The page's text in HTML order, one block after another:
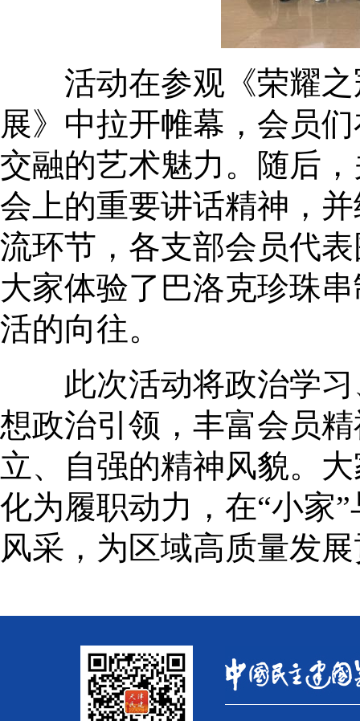
活动在参观《荣耀之
展》中拉开帷幕，会员
交融的艺术魅力。随后
会上的重要讲话精神，
流环节，各支部会员代
大家体验了巴洛克珍珠
活的向往。
此次活动将政治学习
想政治引领，丰富会员
立、自强的精神风貌。
化为履职动力，在“小家
风采，为区域高质量发